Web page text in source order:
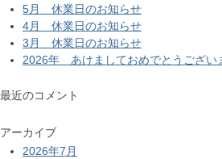
5月 休業日のお知らせ
4月 休業日のお知らせ
3月 休業日のお知らせ
2026年 あけましておめでとうござい
最近のコメント
アーカイブ
2026年7月